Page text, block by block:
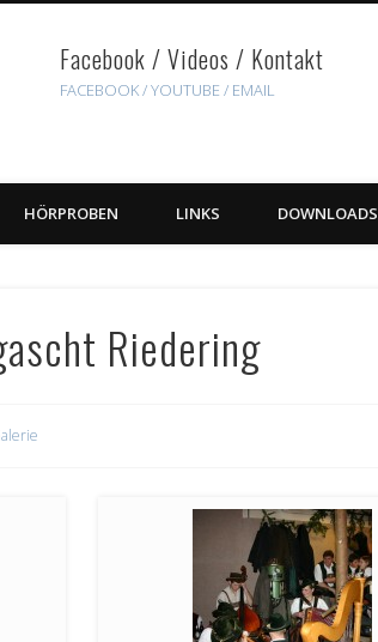
Facebook / Videos / Kontakt
FACEBOOK /YOUTUBE / EMAIL
HÖRPROBEN LINKS DOWNLOADS
Riedering